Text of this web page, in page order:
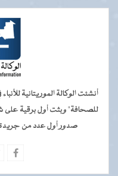
للصحافة" وبثت أول برقية على
صدور أول عدد من جريدة